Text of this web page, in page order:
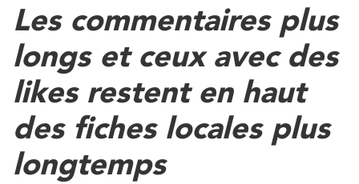
Les commentaires plus
longs et ceux avec des
likes restent en haut
des fiches locales plus
longtemps